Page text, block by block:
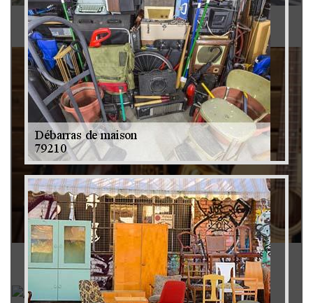
Brocanteur 79
Rachat instrument de musique 79